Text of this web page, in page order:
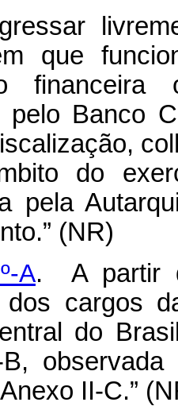
que
pelo Banco
do
pela
(NR)
A. A partir
dos cargos
do
II-C.”